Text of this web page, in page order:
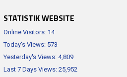
STATISTIK WEBSITE
Online Visitors: 14
Today's Views: 573
Yesterday's Views: 4,809
Last 7 Days Views: 25,952